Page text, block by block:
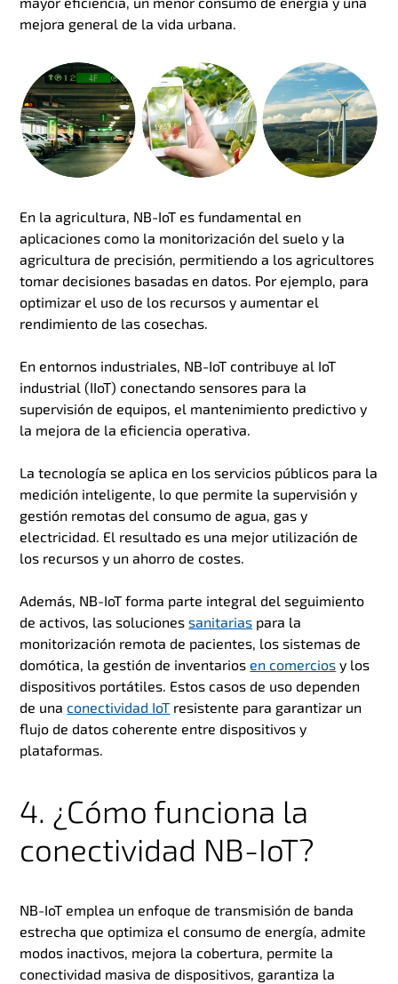
mejora general de la vida urbana.
En la agricultura, NB-IoT es fundamental en
aplicaciones como la monitorización del suelo y la
agricultura de precisión, permitiendo a los agricultores
tomar decisiones basadas en datos. Por ejemplo, para
optimizar el uso de los recursos y aumentar el
rendimiento de las cosechas.
En entornos industriales, NB-IoT contribuye al IoT
industrial (IIoT) conectando sensores para la
supervisión de equipos, el mantenimiento predictivo y
la mejora de la eficiencia operativa.
La tecnología se aplica en los servicios públicos para la
medición inteligente, lo que permite la supervisión y
gestión remotas del consumo de agua, gas y
electricidad. El resultado es una mejor utilización de
los recursos y un ahorro de costes.
Además, NB-IoT forma parte integral del seguimiento
de activos, las solucionessanitarias para la
monitorización remota de pacientes, los sistemas de
domótica, la gestión de inventariosen comercios y los
dispositivos portátiles. Estos casos de uso dependen
de unaconectividad IoT resistente para garantizar un
flujo de datos coherente entre dispositivos y
plataformas.
4. ¿Cómo funciona la
conectividad NB-IoT?
NB-IoT emplea un enfoque de transmisión de banda
estrecha que optimiza el consumo de energía, admite
modos inactivos, mejora la cobertura, permite la
conectividad masiva de dispositivos, garantiza la